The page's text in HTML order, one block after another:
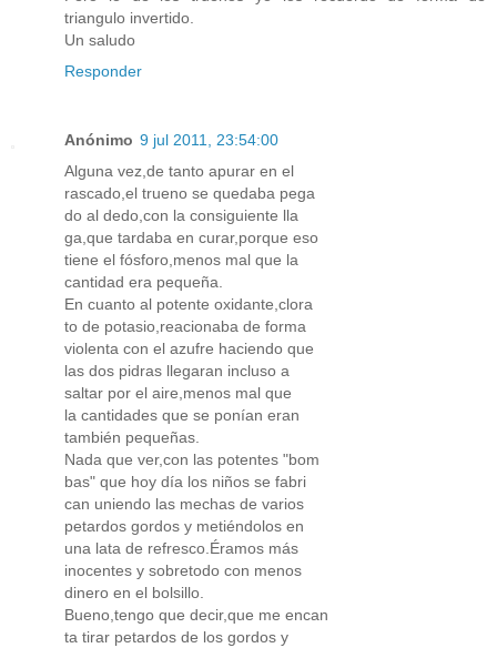
triangulo invertido.
Un saludo
Responder
Anónimo 9 jul 2011, 23:54:00
Alguna vez,de tanto apurar en el
rascado,el trueno se quedaba pega
do al dedo,con la consiguiente lla
ga,que tardaba en curar,porque eso
tiene el fósforo,menos mal que la
cantidad era pequeña.
En cuanto al potente oxidante,clora
to de potasio,reacionaba de forma
violenta con el azufre haciendo que
las dos pidras llegaran incluso a
saltar por el aire,menos mal que
la cantidades que se ponían eran
también pequeñas.
Nada que ver,con las potentes "bom
bas" que hoy día los niños se fabri
can uniendo las mechas de varios
petardos gordos y metiéndolos en
una lata de refresco.Éramos más
inocentes y sobretodo con menos
dinero en el bolsillo.
Bueno,tengo que decir,que me encan
ta tirar petardos de los gordos y